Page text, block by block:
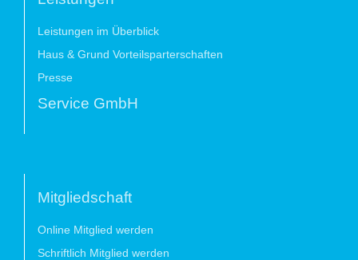
Leistungen im Überblick
Haus & Grund Vorteilsparterschaften
Presse
Service GmbH
Mitgliedschaft
Online Mitglied werden
Schriftlich Mitglied werden